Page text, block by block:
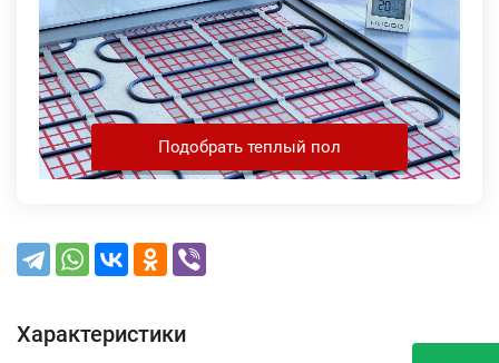
Подобрать теплый пол
Характеристики